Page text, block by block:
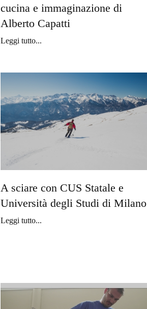
cucina e immaginazione di
Alberto Capatti
Leggi tutto...
A sciare con CUS Statale e
Università degli Studi di Milano
Leggi tutto...